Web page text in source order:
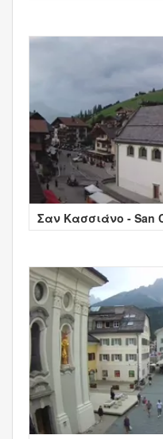
Σαν Κασσιάνο - San